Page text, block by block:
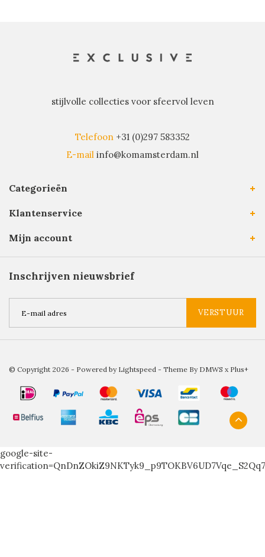
stijlvolle collecties voor sfeervol leven
Telefoon +31 (0)297 583352
E-mail info@komamsterdam.nl
Categorieën
Klantenservice
Mijn account
Inschrijven nieuwsbrief
VERSTUUR
© Copyright 2026 - Powered by Lightspeed - Theme By DMWS x Plus+
google-site-